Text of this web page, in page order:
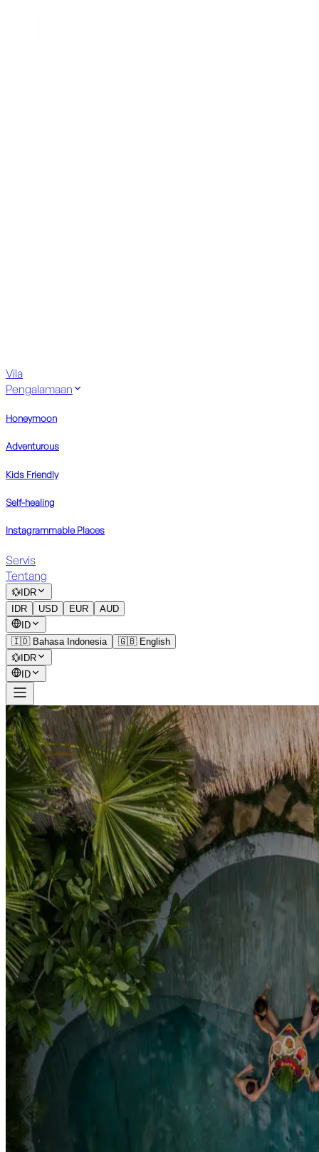
Vila
Pengalamaan
Honeymoon
Adventurous
Kids Friendly
Self-healing
Instagrammable Places
Servis
Tentang
💱 IDR
IDR
USD EUR
AUD
ID
🇮🇩 Bahasa Indonesia
🇬🇧 English
💱 IDR
ID